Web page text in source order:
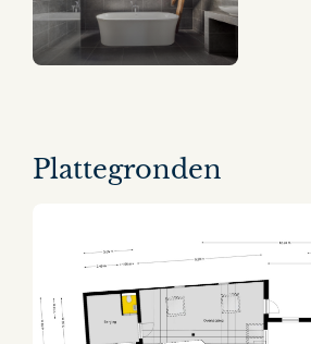
Plattegronden